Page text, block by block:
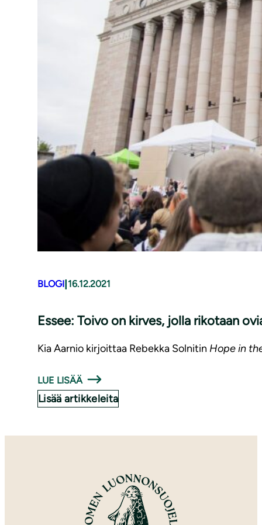
BLOGI 16.12.2021
Essee: Toivo on kirves, jolla rikotaan
Kia Aarnio kirjoittaa Rebekka Solnitin Hope in
LUE LISÄÄ
Lisää artikkeleita